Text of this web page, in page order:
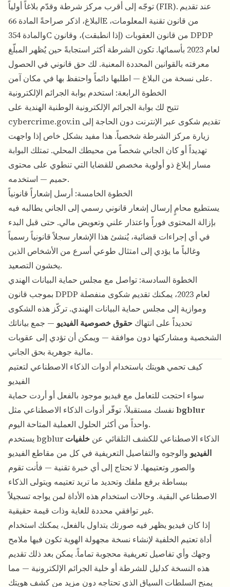
توجّه إلى أقرب مركز شرطة وقدّم بلاغاً أولياً (FIR). عند تقديم
البلاغ، اذكر صراحةً المادة 66E من قانون تقنية المعلومات،
والمادة 354C من قانون العقوبات (إذا انطبقت)، وقانون DPDP
لعام 2023 بأسمائها. تكون الشرطة أكثر استجابةً حين يُظهر المبلّغ
معرفته بالقوانين المحددة المعنية. لك حق قانوني في الحصول
على نسخة من البلاغ — اطلبها دائماً واحتفظ بها في مكان آمن.
الخطوة الرابعة: استخدم بوابة الجرائم الإلكترونية
تتيح لك بوابة الجرائم الإلكترونية الوطنية الهندية على
cybercrime.gov.in تقديم شكوى عبر الإنترنت دون الحاجة إلى
زيارة مركز الشرطة شخصياً. هذا مفيد بشكل خاص إذا واجهت
تهديداً أو كان الجاني شخصاً من محيطك المحلي. تمتلك البوابة
مسار إبلاغ ذو أولوية مخصص للقضايا التي تنطوي على محتوى
حميم — استخدمه.
الخطوة الخامسة: أرسل إشعاراً قانونياً
يستطيع محامٍ إرسال إشعار قانوني رسمي إلى الجاني يطالبه فيه
بإزالة المحتوى فوراً واعتذار علني وتعويض مالي. حتى قبل البدء
في أي إجراءات قضائية، يُنشئ هذا الإشعار سجلاً قانونياً رسمياً
وغالباً ما يؤدي إلى امتثال طوعي أسرع من الأشخاص الذين
يخشون التصعيد.
الخطوة السادسة: تواصل مع مجلس حماية البيانات الهندي
بموجب قانون DPDP لعام 2023، يمكنك تقديم شكوى منفصلة
وموازية إلى مجلس حماية البيانات الهندي. تركّز هذه الشكوى
تحديداً على انتهاك حقوق خصوصية الفيديو — جمع بياناتك
الشخصية ومشاركتها دون موافقة — ويمكن أن تؤدي إلى عقوبات
مالية جوهرية بحق الجاني.
كيف تحمي هويتك باستخدام أدوات الذكاء الاصطناعي لتعتيم
الفيديو
سواء احتجت للتعامل مع فيديو موجود بالفعل أو أردت حماية
bgblur
واحداً من أكثر الحلول العملية المتاحة اليوم.
يستخدم bgblur الذكاء الاصطناعي للكشف التلقائي عن خلفيات
الفيديو والوجوه والتفاصيل التعريفية في كل من مقاطع الفيديو
والصور وتعتيمها. لا تحتاج إلى أي خبرة تقنية — فأنت تقوم
ببساطة برفع ملفك وتحديد ما تريد تعتيمه ويتولى الذكاء
الاصطناعي البقية. وحالات استخدام هذه الأداة لمن يواجه تسجيلاً
غير توافقي محددة للغاية وذات قيمة حقيقية.
إذا كان فيديو يظهر فيه صورتك يتداول بالفعل، يمكنك استخدام
أداة تعتيم الخلفية لإنشاء نسخة مجهولة الهوية تكون فيها ملامح
وجهك وأي تفاصيل تعريفية محجوبة تماماً. يمكن بعد ذلك تقديم
هذه النسخة كدليل للشرطة أو خلية الجرائم الإلكترونية — مما
يمنح السلطات السياق الذي تحتاجه دون مزيد من كشف هويتك